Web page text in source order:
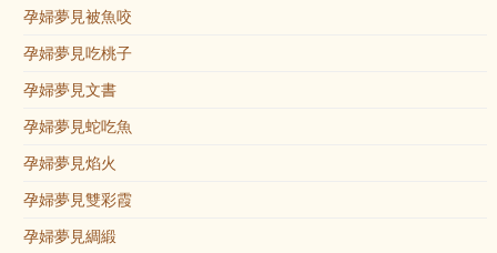
孕婦夢見被魚咬
孕婦夢見吃桃子
孕婦夢見文書
孕婦夢見蛇吃魚
孕婦夢見焰火
孕婦夢見雙彩霞
孕婦夢見綢緞